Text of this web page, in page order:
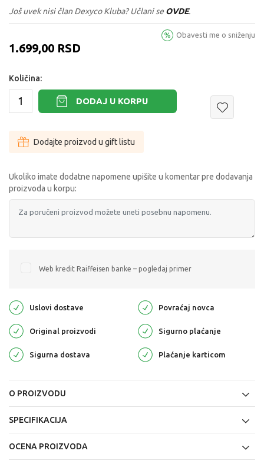
Još uvek nisi član Dexyco Kluba? Učlani seOVDE.
1.699,00 RSD
Obavesti me o sniženju
Količina:
DODAJ U KORPU
Dodajte proizvod u gift listu
Ukoliko imate dodatne napomene upišite u komentar pre dodavanja
proizvoda u korpu:
Web kredit Raiffeisen banke – pogledaj primer
Uslovi dostave Povraćaj novca
Original proizvodi Sigurno plaćanje
Sigurna dostava Plaćanje karticom
O PROIZVODU
SPECIFIKACIJA
OCENA PROIZVODA